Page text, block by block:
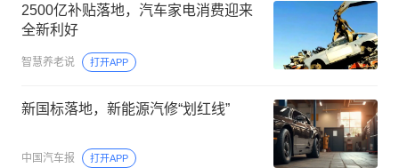
2500亿补贴落地，汽车家电消费迎来
全新利好
智慧养老说 打开APP
新国标落地，新能源汽修“划红线”
中国汽车报 打开APP